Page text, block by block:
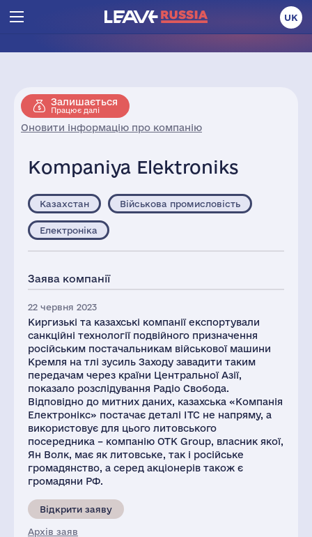
UK
Залишається
Працює далі
Оновити інформацію про компанію
Kompaniya Elektroniks
Казахстан Військова промисловість
Електроніка
Заява компанії
22 червня 2023
Киргизькі та казахські компанії експортували
санкційні технології подвійного призначення
російським постачальникам військової машини
Кремля на тлі зусиль Заходу завадити таким
передачам через країни Центральної Азії,
показало розслідування Радіо Свобода.
Відповідно до митних даних, казахська «Компанія
Електронікс» постачає деталі ITC не напряму, а
використовує для цього литовського
посередника – компанію OTK Group, власник якої,
Ян Волк, має як литовське, так і російське
громадянство, а серед акціонерів також є
громадяни РФ.
Відкрити заяву
Архів заяв